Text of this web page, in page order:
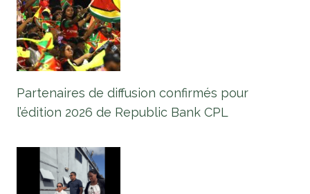
Partenaires de diffusion confirmés pour
l’édition 2026 de Republic Bank CPL